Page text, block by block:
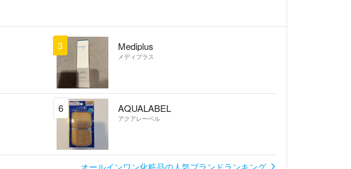
3 Mediplus
メディプラス
6 AQUALABEL
アクアレーベル